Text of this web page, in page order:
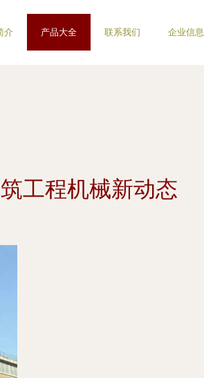
介 产品大全 联系我们 企业信息
工程机械新动态